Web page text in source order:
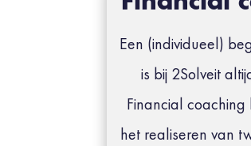
Een (individueel)
is bij 2Solveit
Financial
het realiseren van